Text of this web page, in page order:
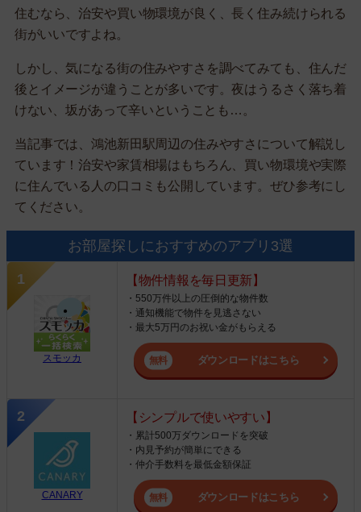
住むなら、治安や買い物環境が良く、長く住み続けられる
街がいいですよね。
しかし、気になる街の住みやすさを調べてみても、住んだ
後とイメージが違うことが多いです。夜はうるさく落ち着
けない、坂があって辛いということも…。
当記事では、鴻池新田駅周辺の住みやすさについて解説し
ています！治安や家賃相場はもちろん、買い物環境や実際
に住んでいる人の口コミも公開しています。ぜひ参考にし
てください。
お部屋探しにおすすめのアプリ3選
スモッカ
【物件情報を毎日更新】
・550万件以上の圧倒的な物件数
・通知機能で物件を見逃さない
・最大5万円のお祝い金がもらえる
ダウンロードはこちら
CANARY
【シンプルで使いやすい】
・累計500万ダウンロードを突破
・内見予約が簡単にできる
・仲介手数料を最低金額保証
ダウンロードはこちら